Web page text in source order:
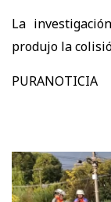
La
produjo la
PURANOTICIA